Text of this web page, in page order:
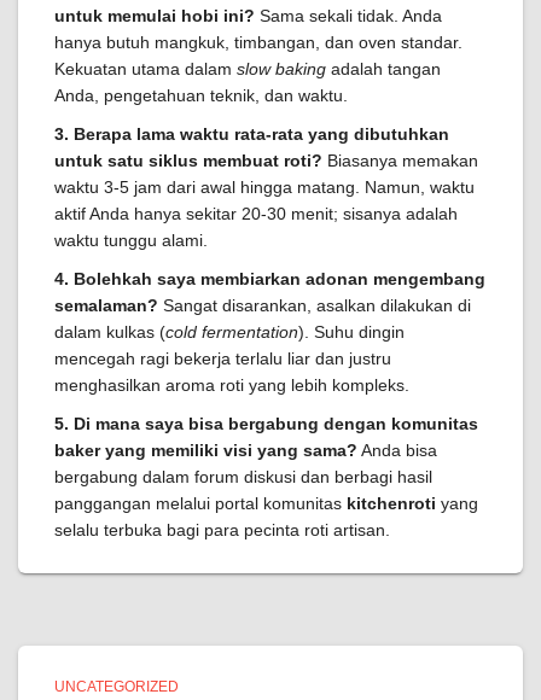
untuk memulai hobi ini? Sama sekali tidak. Anda
hanya butuh mangkuk, timbangan, dan oven standar.
Kekuatan utama dalam slow baking adalah tangan
Anda, pengetahuan teknik, dan waktu.
3. Berapa lama waktu rata-rata yang dibutuhkan
untuk satu siklus membuat roti? Biasanya memakan
waktu 3-5 jam dari awal hingga matang. Namun, waktu
aktif Anda hanya sekitar 20-30 menit; sisanya adalah
waktu tunggu alami.
4. Bolehkah saya membiarkan adonan mengembang
semalaman? Sangat disarankan, asalkan dilakukan di
dalam kulkas (cold fermentation). Suhu dingin
mencegah ragi bekerja terlalu liar dan justru
menghasilkan aroma roti yang lebih kompleks.
5. Di mana saya bisa bergabung dengan komunitas
baker yang memiliki visi yang sama? Anda bisa
bergabung dalam forum diskusi dan berbagi hasil
panggangan melalui portal komunitas kitchenroti yang
selalu terbuka bagi para pecinta roti artisan.
UNCATEGORIZED